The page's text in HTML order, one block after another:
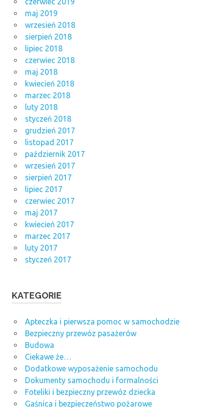
maj 2019
wrzesień 2018
sierpień 2018
lipiec 2018
czerwiec 2018
maj 2018
kwiecień 2018
marzec 2018
luty 2018
styczeń 2018
grudzień 2017
listopad 2017
październik 2017
wrzesień 2017
sierpień 2017
lipiec 2017
czerwiec 2017
maj 2017
kwiecień 2017
marzec 2017
luty 2017
styczeń 2017
KATEGORIE
Apteczka i pierwsza pomoc w samochodzie
Bezpieczny przewóz pasażerów
Budowa
Ciekawe że…
Dodatkowe wyposażenie samochodu
Dokumenty samochodu i formalności
Foteliki i bezpieczny przewóz dziecka
Gaśnica i bezpieczeństwo pożarowe